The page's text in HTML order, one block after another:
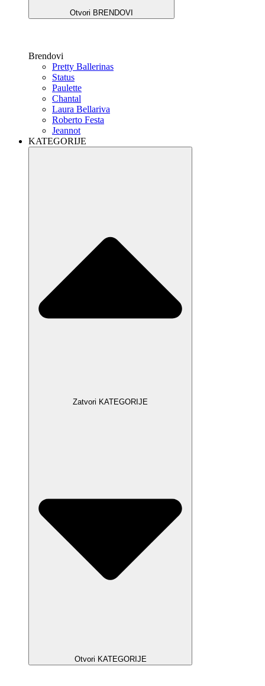
Otvori BRENDOVI
Brendovi
Pretty Ballerinas
Status
Paulette
Chantal
Laura Bellariva
Roberto Festa
Jeannot
KATEGORIJE
Zatvori KATEGORIJE
Otvori KATEGORIJE